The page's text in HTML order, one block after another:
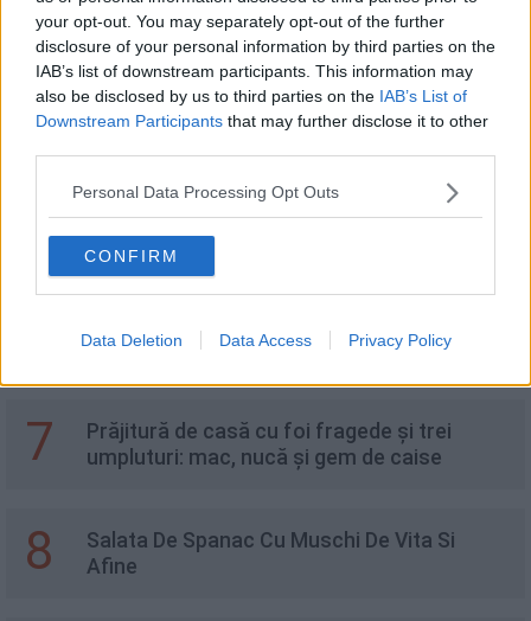
your opt-out. You may separately opt-out of the further
disclosure of your personal information by third parties on the
IAB’s list of downstream participants. This information may
also be disclosed by us to third parties on the IAB’s List of
Downstream Participants that may further disclose it to other
Personal Data Processing Opt Outs
CONFIRM
Data Deletion Data Access Privacy Policy
fructe
4 Ciuperci deshidratate pentru iarnă
5
Aripioare de pui la cuptor - crocante,
delicioase și ușor de făcut
proprietăți
7
Prăjitură de casă cu foi fragede și trei
umpluturi: mac, nucă și gem de caise
8
Salata De Spanac Cu Muschi De Vita Si
Afine